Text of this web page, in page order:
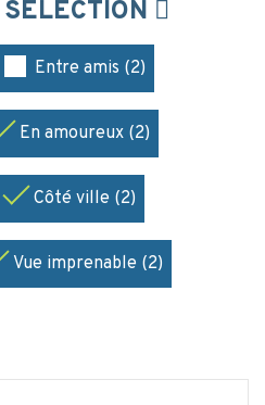
Entre amis (2)
En amoureux (2)
Côté ville (2)
Vue imprenable (2)